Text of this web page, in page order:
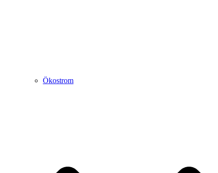
Ökostrom